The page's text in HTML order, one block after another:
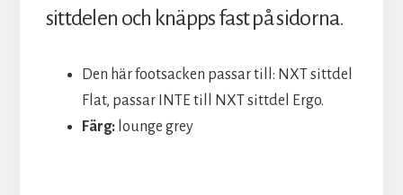
sittdelen och knäpps fast på sidorna.
Den här footsacken passar till: NXT sittdel
Flat, passar INTE till NXT sittdel Ergo.
Färg:lounge grey